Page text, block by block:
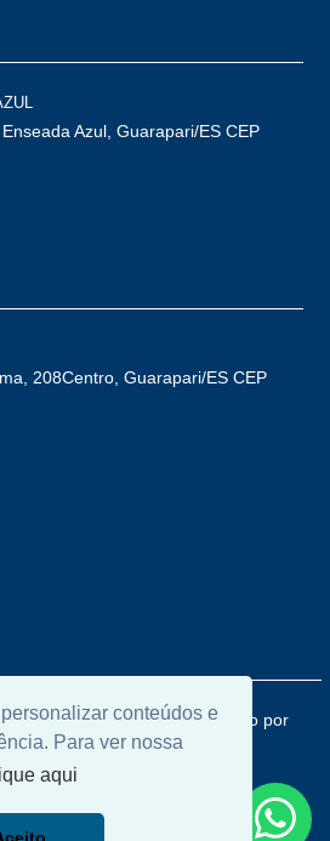
conteúdos e
Para ver nossa
aqui
Azul, Guarapari/ES CEP
208Centro, Guarapari/ES CEP
| CRECI: 5965J | Desenvolvido por